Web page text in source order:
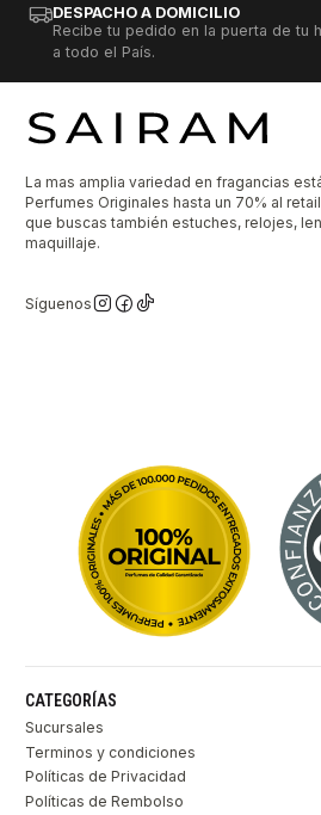
DESPACHO A DOMICILIO
Recibe tu pedido en la puerta de tu
a todo el País.
La mas amplia variedad en fragancias
Perfumes Originales hasta un 70% al
que buscas también estuches, relojes,
maquillaje.
Síguenos
CATEGORÍAS
Sucursales
Terminos y condiciones
Políticas de Privacidad
Políticas de Rembolso